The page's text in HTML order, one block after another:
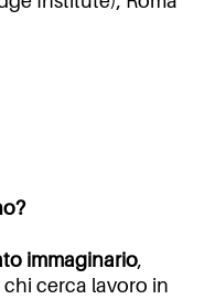
immaginario,
cerca lavoro in